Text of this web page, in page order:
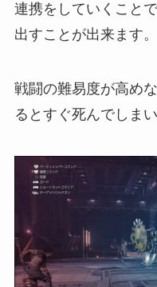
連携をしていくこと
出すことが出来ます。
戦闘の難易度が高め
るとすぐ死んでしまい